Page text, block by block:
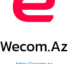
Wecom.az